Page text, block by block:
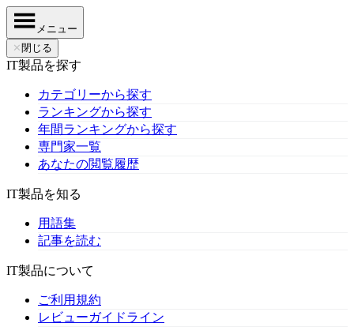
メニュー
✕ 閉じる
IT製品を探す
カテゴリーから探す
ランキングから探す
年間ランキングから探す
専門家一覧
あなたの閲覧履歴
IT製品を知る
用語集
記事を読む
IT製品について
ご利用規約
レビューガイドライン